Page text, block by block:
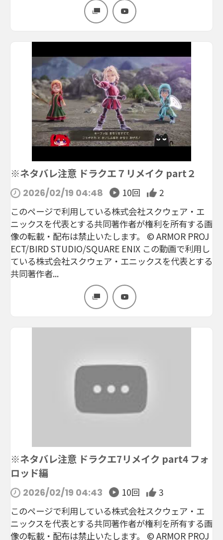
※ネタバレ注意 ドラクエ７リメイク part２
2026/02/19 04:48 10回
2
このページで利用している株式会社スクウェア・エ
ニックスを代表とする共同著作者が権利を所有する画
像の転載・配布は禁止いたします。 © ARMOR PROJ
ECT/BIRD STUDIO/SQUARE ENIX この動画で利用し
ている株式会社スクウェア・エニックスを代表とする
共同著作者...
※ネタバレ注意 ドラクエ7リメイク part4 フォ
ロッド編
2026/02/19 04:43 10回
3
このページで利用している株式会社スクウェア・エ
ニックスを代表とする共同著作者が権利を所有する画
像の転載・配布は禁止いたします。 © ARMOR PROJ